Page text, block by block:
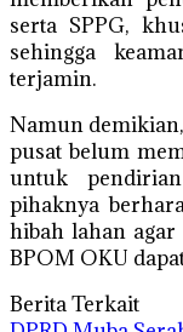
serta SPPG,
sehingga
terjamin.
Namun
pusat belum
untuk
pihaknya
hibah lahan
BPOM OKU
Berita Terkait